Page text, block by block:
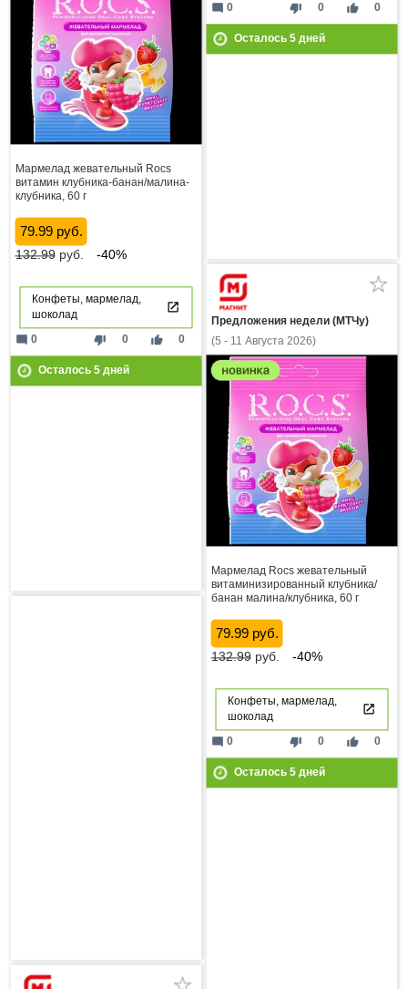
thumb_down 0 thumb_up 0
mode_comment 0
Осталось 5дней
Мармелад жевательный Rocs
витамин клубника-банан/малина-
клубника, 60 г
79.99 руб.
132.99руб. -40%
Конфеты, мармелад,
шоколад
thumb_down 0 thumb_up 0
mode_comment 0
Осталось 5дней
Предложения недели (МТЧу)
(5 - 11 Августа 2026)
Мармелад Rocs жевательный
витаминизированный клубника/
банан малина/клубника, 60 г
79.99 руб.
132.99руб. -40%
Конфеты, мармелад,
шоколад
thumb_down 0 thumb_up 0
mode_comment 0
Осталось 5дней